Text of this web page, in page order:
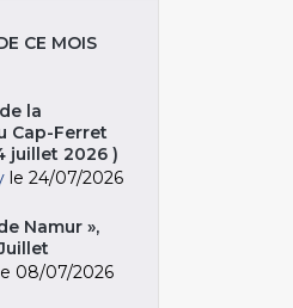
CE MOIS
la
Cap-Ferret
juillet 2026 )
le 24/07/2026
Namur »,
08/07/2026